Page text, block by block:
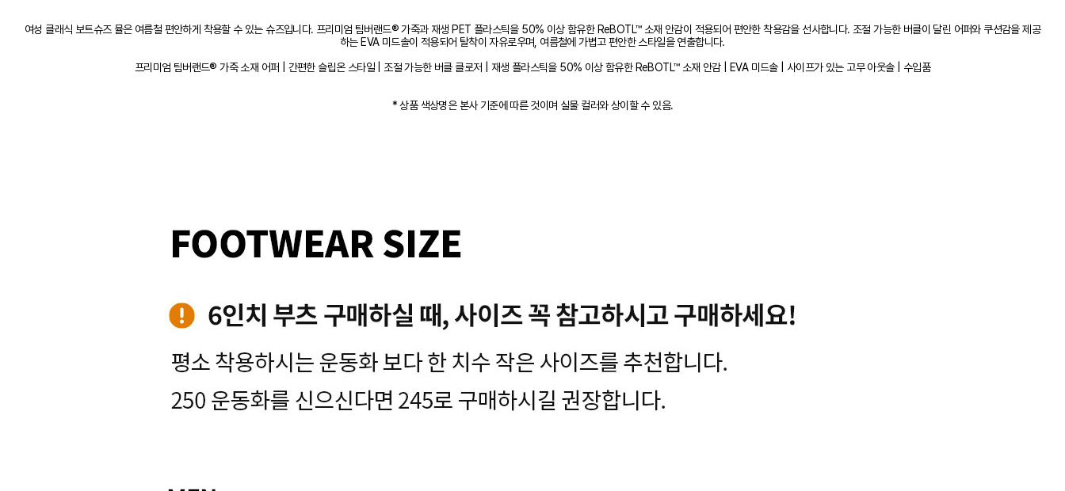
여성 클래식 보트슈즈 뮬은 여름철 편안하게 착용할 수 있는 슈즈입니다. 프리미엄 팀버랜드® 가죽과 재생 PET 플라스틱을 50% 이상 함유한 ReBOTL™ 소재 안감이 적용되어 편안한 착용감을 선사합니다. 조절 가능한 버클이 달린 어퍼와 쿠션감을 제공
하는 EVA 미드솔이 적용되어 탈착이 자유로우며, 여름철에 가볍고 편안한 스타일을 연출합니다.
프리미엄 팀버랜드® 가죽 소재 어퍼 | 간편한 슬립온 스타일 | 조절 가능한 버클 클로저 | 재생 플라스틱을 50% 이상 함유한 ReBOTL™ 소재 안감 | EVA 미드솔 | 사이프가 있는 고무 아웃솔 | 수입품
* 상품 색상명은 본사 기준에 따른 것이며 실물 컬러와 상이할 수 있음.